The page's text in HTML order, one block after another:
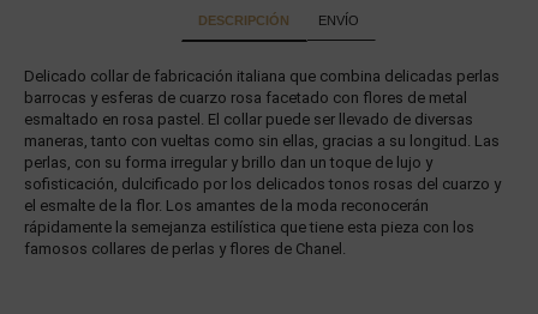
DESCRIPCIÓN ENVÍO
Delicado collar de fabricación italiana que combina delicadas perlas
barrocas y esferas de cuarzo rosa facetado con flores de metal
esmaltado en rosa pastel. El collar puede ser llevado de diversas
maneras, tanto con vueltas como sin ellas, gracias a su longitud. Las
perlas, con su forma irregular y brillo dan un toque de lujo y
sofisticación, dulcificado por los delicados tonos rosas del cuarzo y
el esmalte de la flor. Los amantes de la moda reconocerán
rápidamente la semejanza estilística que tiene esta pieza con los
famosos collares de perlas y flores de Chanel.